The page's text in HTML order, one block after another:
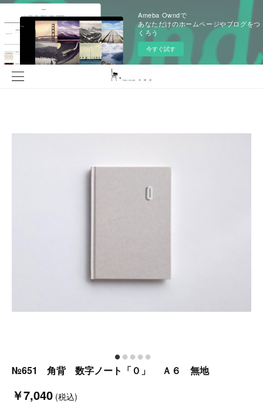
Ameba Owndで
あなただけのホームページやブログをつ
くろう
今すぐ試す
№651 角背 数字ノート「０」 Ａ６ 無地
￥7,040 (税込)